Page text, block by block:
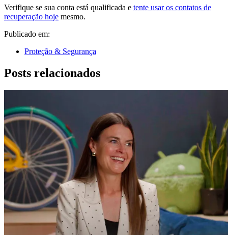
Verifique se sua conta está qualificada e tente usar os contatos de
recuperação hoje mesmo.
Publicado em:
Proteção & Segurança
Posts relacionados